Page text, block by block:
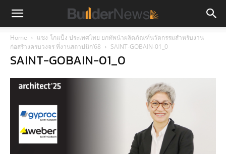
Home
แซง-โกแบ็ง ประเทศไทย ยกทัพนำผลิตภัณฑ์นวัตกรรมสำหรับงาน
ก่อสร้างครบวงจร ที่งานสถาปนิก’68
SAINT-GOBAIN-01_0
SAINT-GOBAIN-01_0